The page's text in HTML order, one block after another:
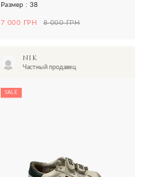
Размер : 38
7 000 ГРН 8 000 ГРН
nik
Частный продавец
SALE